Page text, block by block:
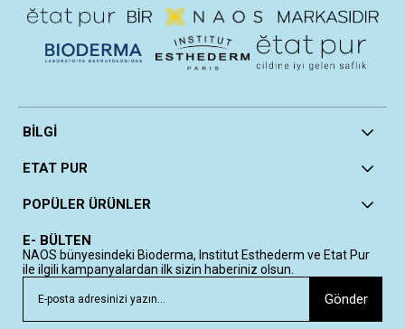
BİLGİ
ETAT PUR
POPÜLER ÜRÜNLER
E- BÜLTEN
NAOS bünyesindeki Bioderma, Institut Esthederm ve Etat Pur
ile ilgili kampanyalardan ilk sizin haberiniz olsun.
Gönder